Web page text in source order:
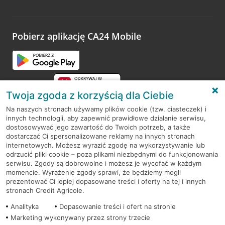
opinie.
Pobierz aplikację CA24 Mobile
RODO
Regulamin serwisu
Mapa serwisu
PolitykaCookies
Twoja zgoda z korzyścią dla Ciebie
Na naszych stronach używamy plików cookie (tzw. ciasteczek) i
innych technologii, aby zapewnić prawidłowe działanie serwisu,
dostosowywać jego zawartość do Twoich potrzeb, a także
dostarczać Ci spersonalizowane reklamy na innych stronach
internetowych. Możesz wyrazić zgodę na wykorzystywanie lub
odrzucić pliki cookie – poza plikami niezbędnymi do funkcjonowania
serwisu. Zgody są dobrowolne i możesz je wycofać w każdym
momencie. Wyrażenie zgody sprawi, że będziemy mogli
prezentować Ci lepiej dopasowane treści i oferty na tej i innych
stronach Credit Agricole.
Analityka
Dopasowanie treści i ofert na stronie
Marketing wykonywany przez strony trzecie